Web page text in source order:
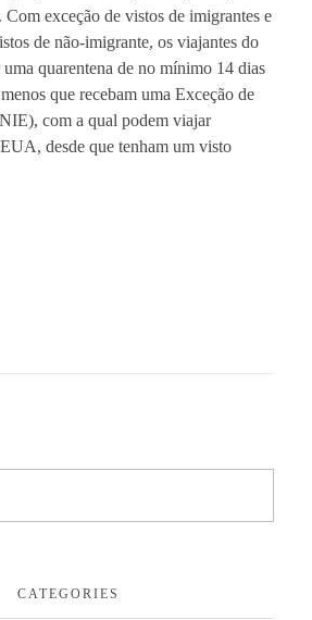
Com exceção de vistos de imigrantes e
de não-imigrante, os viajantes do
quarentena de no mínimo 14 dias
que recebam uma Exceção de
com a qual podem viajar
desde que tenham um visto
CATEGORIES